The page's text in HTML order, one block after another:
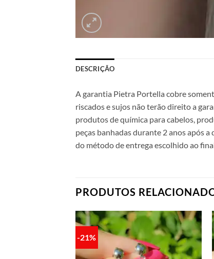
DESCRIÇÃO
A garantia Pietra Portella cobre
riscados e sujos não terão direito a
produtos de química para cabelos,
peças banhadas durante 2 anos após
do método de entrega escolhido ao
PRODUTOS
-21%